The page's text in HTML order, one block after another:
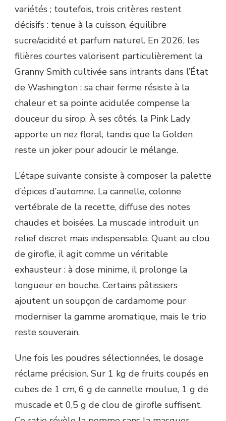
variétés ; toutefois, trois critères restent
décisifs : tenue à la cuisson, équilibre
sucre/acidité et parfum naturel. En 2026, les
filières courtes valorisent particulièrement la
Granny Smith cultivée sans intrants dans l’État
de Washington : sa chair ferme résiste à la
chaleur et sa pointe acidulée compense la
douceur du sirop. À ses côtés, la Pink Lady
apporte un nez floral, tandis que la Golden
reste un joker pour adoucir le mélange.
L’étape suivante consiste à composer la palette
d’épices d’automne. La cannelle, colonne
vertébrale de la recette, diffuse des notes
chaudes et boisées. La muscade introduit un
relief discret mais indispensable. Quant au clou
de girofle, il agit comme un véritable
exhausteur : à dose minime, il prolonge la
longueur en bouche. Certains pâtissiers
ajoutent un soupçon de cardamome pour
moderniser la gamme aromatique, mais le trio
reste souverain.
Une fois les poudres sélectionnées, le dosage
réclame précision. Sur 1 kg de fruits coupés en
cubes de 1 cm, 6 g de cannelle moulue, 1 g de
muscade et 0,5 g de clou de girofle suffisent.